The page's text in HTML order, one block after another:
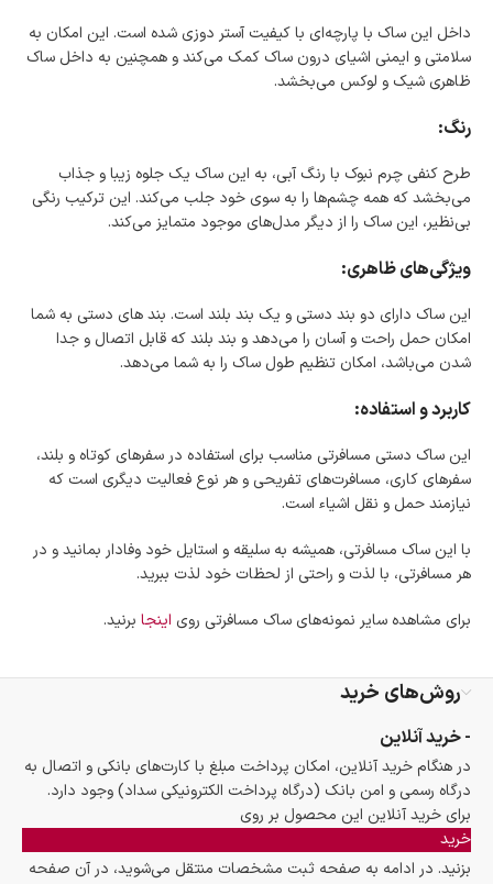
داخل این ساک با پارچه‌ای با کیفیت آستر دوزی شده است. این امکان به
سلامتی و ایمنی اشیای درون ساک کمک می‌کند و همچنین به داخل ساک
ظاهری شیک و لوکس می‌بخشد.
رنگ:
طرح کنفی چرم نبوک با رنگ آبی، به این ساک یک جلوه زیبا و جذاب
می‌بخشد که همه چشم‌ها را به سوی خود جلب می‌کند. این ترکیب رنگی
بی‌نظیر، این ساک را از دیگر مدل‌های موجود متمایز می‌کند.
ویژگی‌های ظاهری:
این ساک دارای دو بند دستی و یک بند بلند است. بند های دستی به شما
امکان حمل راحت و آسان را می‌دهد و بند بلند که قابل اتصال و جدا
شدن می‌باشد، امکان تنظیم طول ساک را به شما می‌دهد.
کاربرد و استفاده:
این ساک دستی مسافرتی مناسب برای استفاده در سفرهای کوتاه و بلند،
سفرهای کاری، مسافرت‌های تفریحی و هر نوع فعالیت دیگری است که
نیازمند حمل و نقل اشیاء است.
با این ساک مسافرتی، همیشه به سلیقه و استایل خود وفادار بمانید و در
هر مسافرتی، با لذت و راحتی از لحظات خود لذت ببرید.
برای مشاهده سایر نمونه‌های ساک مسافرتی روی اینجا برنید.
روش‌های خرید
- خرید آنلاین
در هنگام خرید آنلاین، امکان پرداخت مبلغ با کارت‌های بانکی و اتصال به
درگاه رسمی و امن بانک (درگاه پرداخت الکترونیکی سداد) وجود دارد.
برای خرید آنلاین این محصول بر روی
خرید
بزنید. در ادامه به صفحه ثبت مشخصات منتقل می‌شوید، در آن صفحه